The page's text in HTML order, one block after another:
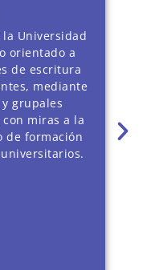
Universidad
orientado a
de escritura
mediante
grupales
miras a la
de formación